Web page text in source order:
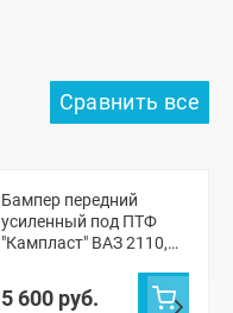
Бампер передний
усиленный под ПТФ
"Кампласт" ВАЗ 2110,
5 600 руб.